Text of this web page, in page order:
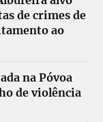
de crimes de
ao
na Póvoa
de violência